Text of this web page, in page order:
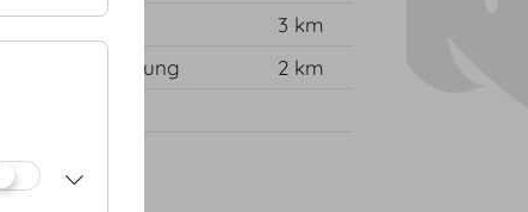
3 km
– Entfernung
2 km